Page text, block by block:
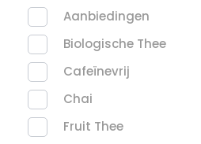
Aanbiedingen
Biologische Thee
Cafeïnevrij
Chai
Fruit Thee